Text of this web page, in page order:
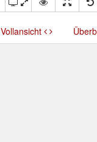
Vollansicht